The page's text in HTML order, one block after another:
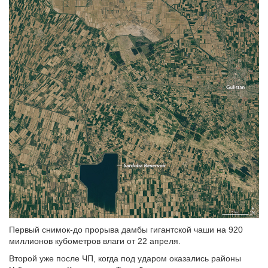
Первый снимок-до прорыва дамбы гигантской чаши на 920
миллионов кубометров влаги от 22 апреля.
Второй уже после ЧП, когда под ударом оказались районы